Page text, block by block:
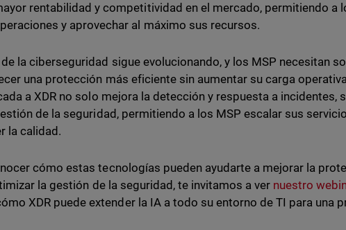
rentabilidad y competitividad en el mercado, permitiendo a
y aprovechar al máximo sus recursos.
la ciberseguridad sigue evolucionando, y los MSP necesitan
una protección más eficiente sin aumentar su carga
a XDR no solo mejora la detección y respuesta a incidentes,
de la seguridad, permitiendo a los MSP escalar sus
la calidad.
cómo estas tecnologías pueden ayudarte a mejorar la
la gestión de la seguridad, te invitamos a ver nuestro
XDR puede extender la IA a todo su entorno de TI para una